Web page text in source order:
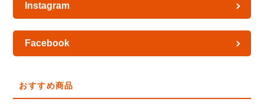
Instagram
Facebook
おすすめ商品